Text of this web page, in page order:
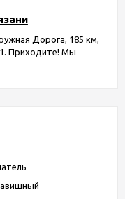
Дорога, 185 км,
Приходите! Мы